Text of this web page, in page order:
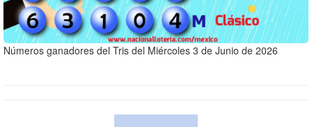
Números ganadores del Tris del Miércoles 3 de Junio de 2026